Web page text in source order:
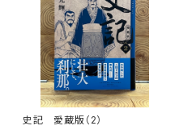
史記 愛蔵版（2）